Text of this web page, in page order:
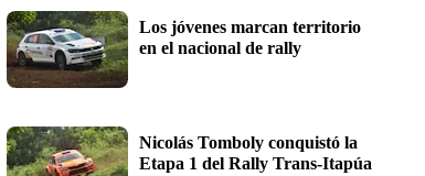
Los jóvenes marcan territorio
en el nacional de rally
Nicolás Tomboly conquistó la
Etapa 1 del Rally Trans-Itapúa